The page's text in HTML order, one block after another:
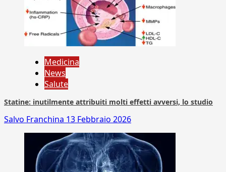
Medicina
News
Salute
Statine: inutilmente attribuiti molti effetti avversi, lo studio
Salvo Franchina 13 Febbraio 2026